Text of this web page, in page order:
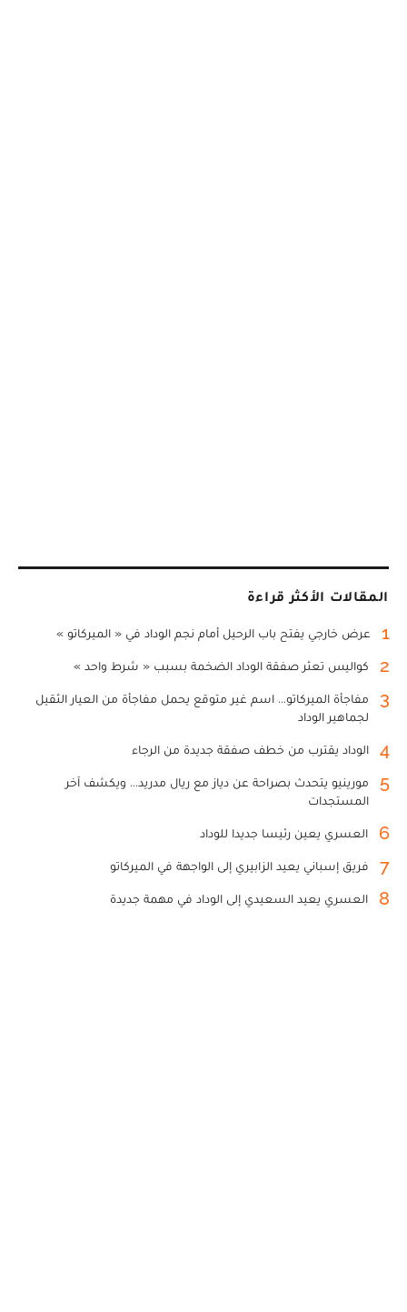
المقالات الأكثر قراءة
1 عرض خارجي يفتح باب الرحيل أمام نجم الوداد في « الميركاتو »
2 كواليس تعثر صفقة الوداد الضخمة بسبب « شرط واحد »
3
مفاجأة الميركاتو... اسم غير متوقع يحمل مفاجأة من العيار الثقيل
لجماهير الوداد
4 الوداد يقترب من خطف صفقة جديدة من الرجاء
5
مورينيو يتحدث بصراحة عن دياز مع ريال مدريد... ويكشف آخر
المستجدات
6 العسري يعين رئيسا جديدا للوداد
7 فريق إسباني يعيد الزابيري إلى الواجهة في الميركاتو
8 العسري يعيد السعيدي إلى الوداد في مهمة جديدة